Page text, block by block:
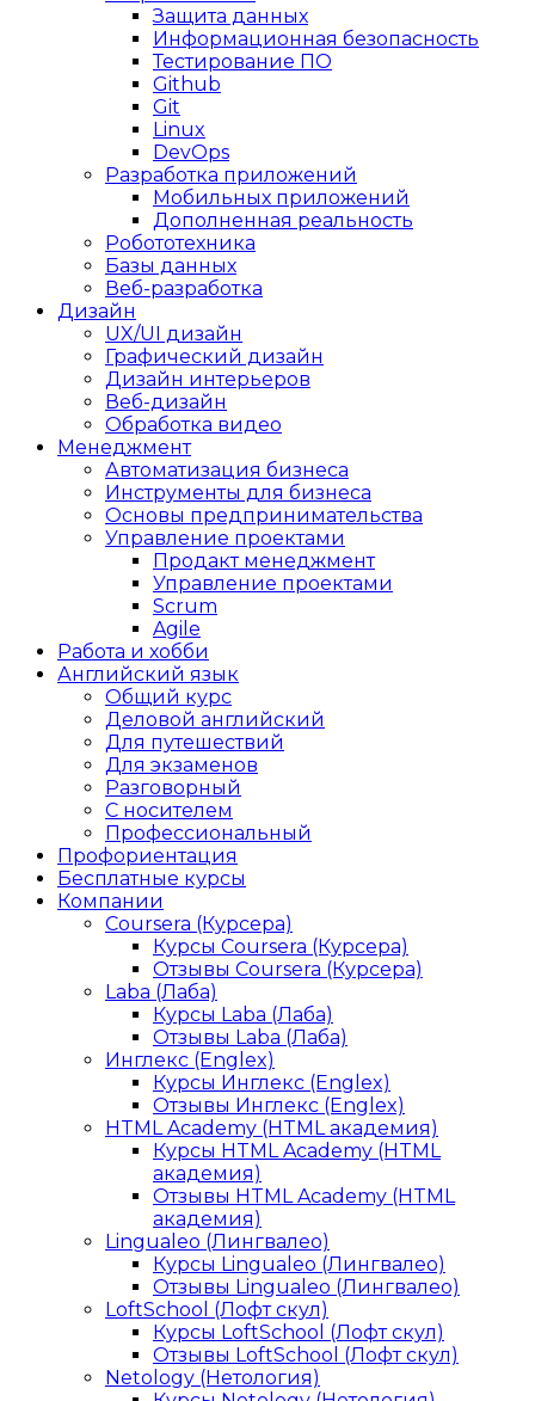
Защита данных
Информационная безопасность
Тестирование ПО
Github
Git
Linux
DevOps
Разработка приложений
Мобильных приложений
Дополненная реальность
Робототехника
Базы данных
Веб-разработка
Дизайн
UX/UI дизайн
Графический дизайн
Дизайн интерьеров
Веб-дизайн
Обработка видео
Менеджмент
Автоматизация бизнеса
Инструменты для бизнеса
Основы предпринимательства
Управление проектами
Продакт менеджмент
Управление проектами
Scrum
Agile
Работа и хобби
Английский язык
Общий курс
Деловой английский
Для путешествий
Для экзаменов
Разговорный
С носителем
Профессиональный
Профориентация
Бесплатные курсы
Компании
Coursera (Курсера)
Курсы Coursera (Курсера)
Отзывы Coursera (Курсера)
Laba (Лаба)
Курсы Laba (Лаба)
Отзывы Laba (Лаба)
Инглекс (Englex)
Курсы Инглекс (Englex)
Отзывы Инглекс (Englex)
HTML Academy (HTML академия)
Курсы HTML Academy (HTML
академия)
Отзывы HTML Academy (HTML
академия)
Lingualeo (Лингвалео)
Курсы Lingualeo (Лингвалео)
Отзывы Lingualeo (Лингвалео)
LoftSchool (Лофт скул)
Курсы LoftSchool (Лофт скул)
Отзывы LoftSchool (Лофт скул)
Netology (Нетология)